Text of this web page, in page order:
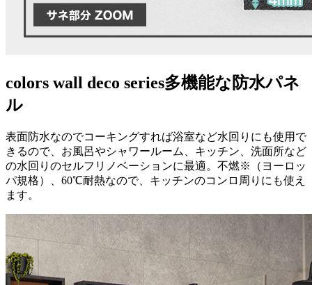
colors wall deco series多機能な防水パネ
ル
表面防水なのでコーキングすれば浴室など水回りにも使用で
きるので、お風呂やシャワールーム、キッチン、洗面所など
の水回りのセルフリノベーションに最適。不燃※（ヨーロッ
パ規格）、60℃耐熱なので、キッチンのコンロ周りにも使え
ます。